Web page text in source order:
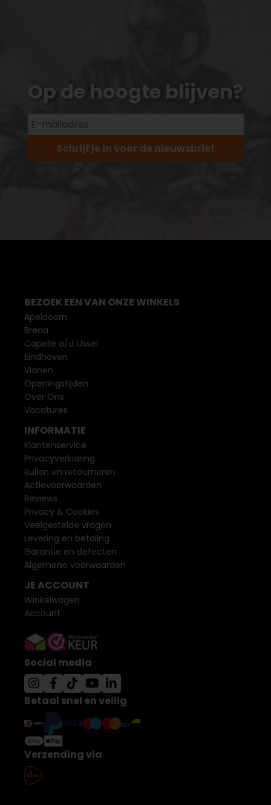
Op de hoogte blijven?
Schrijf je in voor de nieuwsbrief
BEZOEK EEN VAN ONZE WINKELS
Apeldoorn
Breda
Capelle a/d IJssel
Eindhoven
Vianen
Openingstijden
Over Ons
Vacatures
INFORMATIE
Klantenservice
Privacyverklaring
Ruilen en retourneren
Actievoorwaarden
Reviews
Privacy & Cookies
Veelgestelde vragen
Levering en betaling
Garantie en defecten
Algemene voorwaarden
JE ACCOUNT
Winkelwagen
Account
Social media
Betaal snel en veilig
Verzending via